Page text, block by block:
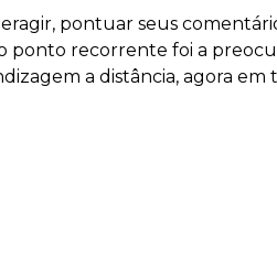
pontuar seus
ponto recorrente foi a
a distância, agora em